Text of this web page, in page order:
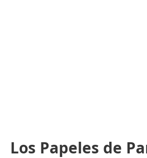
Los Papeles de